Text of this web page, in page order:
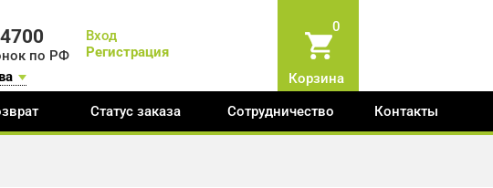
по РФ
Вход
Регистрация
0
Корзина
Статус заказа Сотрудничество Контакты